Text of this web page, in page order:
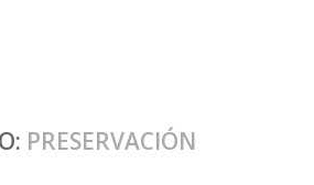
PRESERVACIÓN